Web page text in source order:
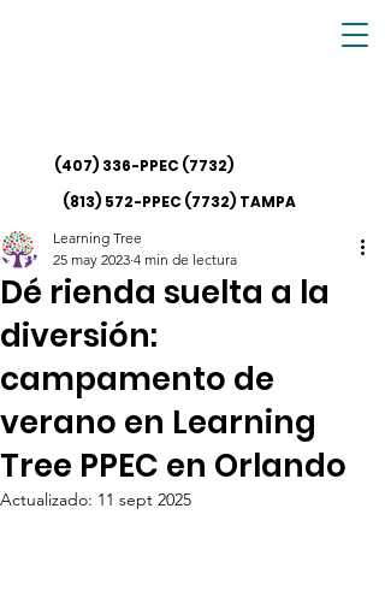
(407) 336-PPEC (7732)
(813) 572-PPEC (7732) TAMPA
Dé rienda suelta a la
diversión:
campamento de
verano en Learning
Tree PPEC en Orlando
Learning Tree
25 may 2023 4 min de lectura
Actualizado: 11 sept 2025